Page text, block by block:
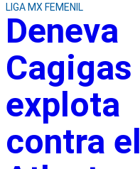
LIGA MX FEMENIL
Deneva
Cagigas
explota
contra el